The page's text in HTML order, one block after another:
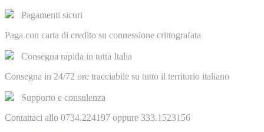
Pagamenti sicuri
Paga con carta di credito su connessione crittografata
Consegna rapida in tutta Italia
Consegna in 24/72 ore tracciabile su tutto il territorio italiano
Supporto e consulenza
Contattaci allo 0734.224197 oppure 333.1523156